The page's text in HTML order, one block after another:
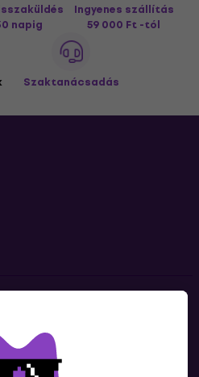
napig
Ingyenes szállítás
59 000 Ft -tól
Szaktanácsadás
velünk